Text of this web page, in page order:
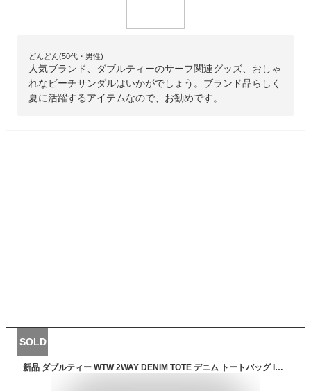
どんどん(50代・男性)
人気ブランド、ダブルティーのサーフ関連グッズ、おしゃ
れなビーチサンダルはいかがでしょう。ブランド品らしく
夏に活躍するアイテムなので、お勧めです。
SOLD
新品 ダブルティー WTW 2WAY DENIM TOTE デニム トートバッグ INDIGO インディゴ メンズ レディース 新作